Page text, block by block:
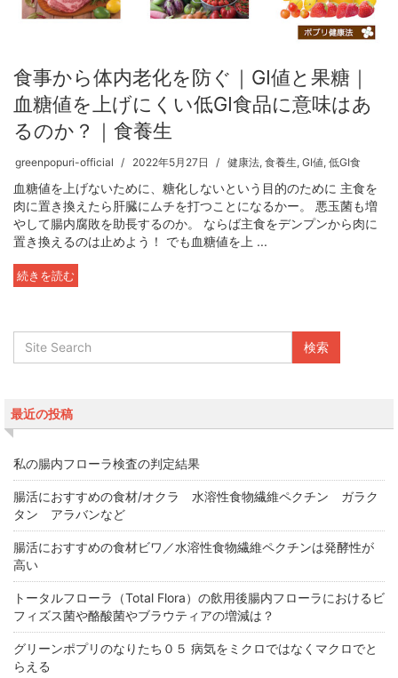
食事から体内老化を防ぐ｜GI値と果糖｜
血糖値を上げにくい低GI食品に意味はあ
るのか？｜食養生
greenpopuri-official 2022年5月27日 健康法, 食養生, GI値, 低GI食
血糖値を上げないために、糖化しないという目的のために 主食を
肉に置き換えたら肝臓にムチを打つことになるかー。 悪玉菌も増
やして腸内腐敗を助長するのか。 ならば主食をデンプンから肉に
置き換えるのは止めよう！ でも血糖値を上 ...
続きを読む
最近の投稿
私の腸内フローラ検査の判定結果
腸活におすすめの食材/オクラ 水溶性食物繊維ペクチン ガラク
タン アラバンなど
腸活におすすめの食材ビワ／水溶性食物繊維ペクチンは発酵性が
高い
トータルフローラ（Total Flora）の飲用後腸内フローラにおけるビ
フィズス菌や酪酸菌やブラウティアの増減は？
グリーンポプリのなりたち０５ 病気をミクロではなくマクロでと
らえる